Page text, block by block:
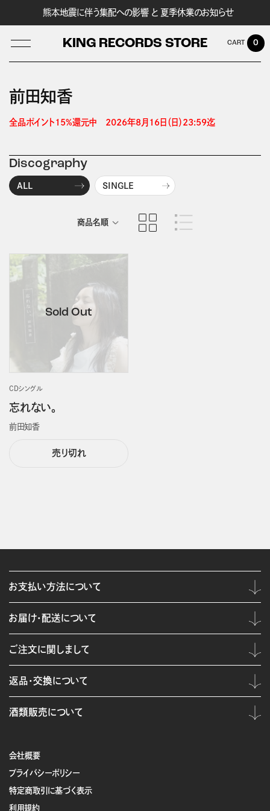
熊本地震に伴う集配への影響 と 夏季休業のお知らせ
KING RECORDS STORE
LOG IN
0
前田知香
全品ポイント15%還元中　2026年8月16日（日）23:59迄
Discography
ALL SINGLE
商品名順
CDシングル
忘れない。
前田知香
売り切れ
会社概要
プライバシーポリシー
特定商取引に基づく表示
利用規約
お支払い方法について
お届け・配送について
ご注文に関しまして
返品・交換について
酒類販売について